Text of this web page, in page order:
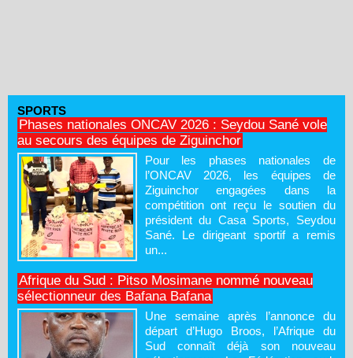
SPORTS
Phases nationales ONCAV 2026 : Seydou Sané vole
au secours des équipes de Ziguinchor
Pour les phases nationales de
l’ONCAV 2026, les équipes de
Ziguinchor engagées dans la
compétition ont reçu le soutien du
président du Casa Sports, Seydou
Sané. Le dirigeant sportif a remis
un...
Afrique du Sud : Pitso Mosimane nommé nouveau
sélectionneur des Bafana Bafana
Une semaine après l’annonce du
départ d’Hugo Broos, l’Afrique du
Sud connaît déjà son nouveau